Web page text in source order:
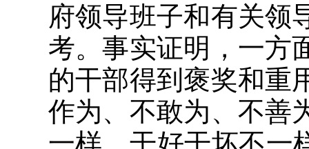
府领导班子和有关领
考。事实证明，一方
的干部得到褒奖和重
作为、不敢为、不善
一样、干好干坏不一